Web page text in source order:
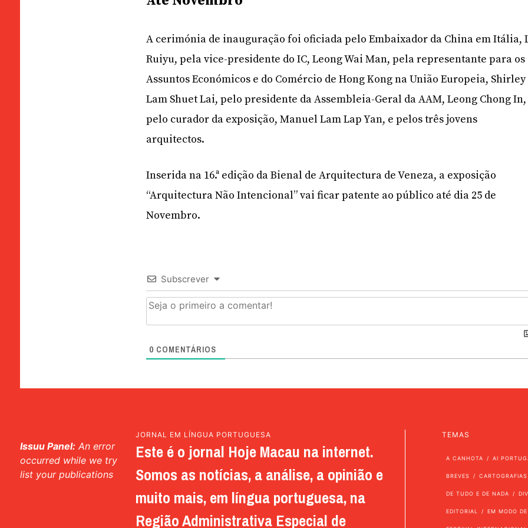
A cerimónia de inauguração foi oficiada pelo Embaixador da China em Itália,
Ruiyu, pela vice-presidente do IC, Leong Wai Man, pela representante para os
Assuntos Económicos e do Comércio de Hong Kong na União Europeia, Shirley
Lam Shuet Lai, pelo presidente da Assembleia-Geral da AAM, Leong Chong In,
pelo curador da exposição, Manuel Lam Lap Yan, e pelos três jovens
arquitectos.
Inserida na 16.ª edição da Bienal de Arquitectura de Veneza, a exposição
“Arquitectura Não Intencional” vai ficar patente ao público até dia 25 de
Novembro.
Subscrever
0 COMENTÁRIOS
Issuu Panel: An error
occurred while we try
list your publications
JORNAL EM LÍNGUA PORTUGUESA
Este é o jornal Hoje Macau na internet.
Somos as notícias, a análise, a opinião e
muito mais, em língua portuguesa, na
Região Administrativa Especial de
TEMAS
A CANHOTA AI
BREVES CARTOGRAFIAS
DE TUDO E DE NADA
EDITORIAL EM MODO